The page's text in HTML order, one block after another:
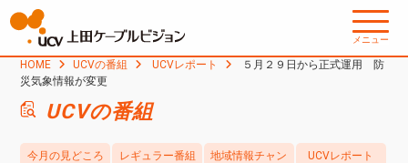
メニュー
HOME UCVの番組 UCVレポート
５月２９日から正式運用 防
災気象情報が変更
UCVの番組
今月の見どころ レギュラー番組
地域情報チャン
UCVレポート